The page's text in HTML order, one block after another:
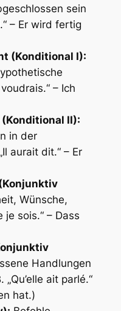
sein
– Er wird fertig
(Konditional I):
– Ich
II):
in der
aurait dit.“ – Er
Wünsche,
je sois.“ – Dass
Handlungen
ait parlé.“
hat.)